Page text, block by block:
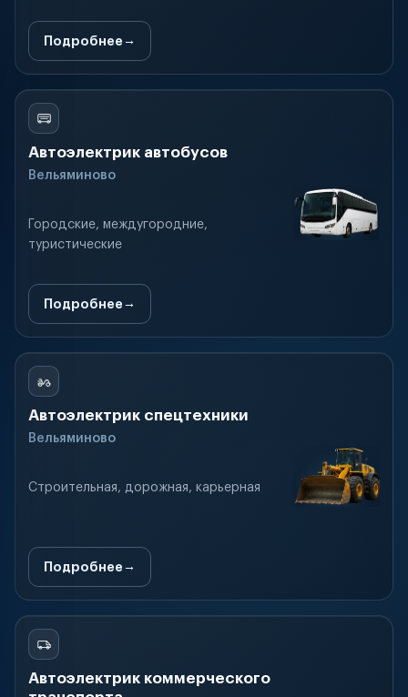
Подробнее
Автоэлектрик автобусов
Вельяминово
Городские, междугородние,
туристические
Подробнее
Автоэлектрик спецтехники
Вельяминово
Строительная, дорожная, карьерная
Подробнее
Автоэлектрик коммерческого